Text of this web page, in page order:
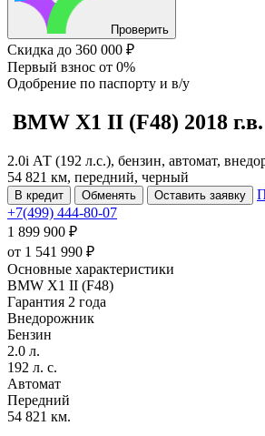
Проверить
Скидка до 360 000 ₽
Первый взнос от 0%
Одобрение по паспорту и в/у
BMW X1 II (F48) 2018 г.в.
2.0i АТ (192 л.с.), бензин, автомат,
54 821 км, передний, черный
В кредит Обменять Оставить заявку
+7(499) 444-80-07
1 899 900 ₽
от 1 541 990 ₽
Основные характеристики
BMW X1 II (F48)
Гарантия 2 года
Внедорожник
Бензин
2.0 л.
192 л. с.
Автомат
Передний
54 821 км.